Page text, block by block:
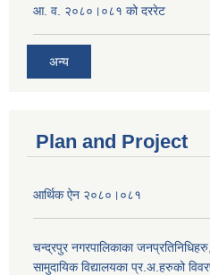
आ. व. २०८०।०८१ को दररेट
अन्य
Plan and Project
आर्थिक ऐन २०८०।०८१
चन्द्रपुर नगरपालिकाका
सामुदायिक विद्यालयका प्र.अ.हरुको